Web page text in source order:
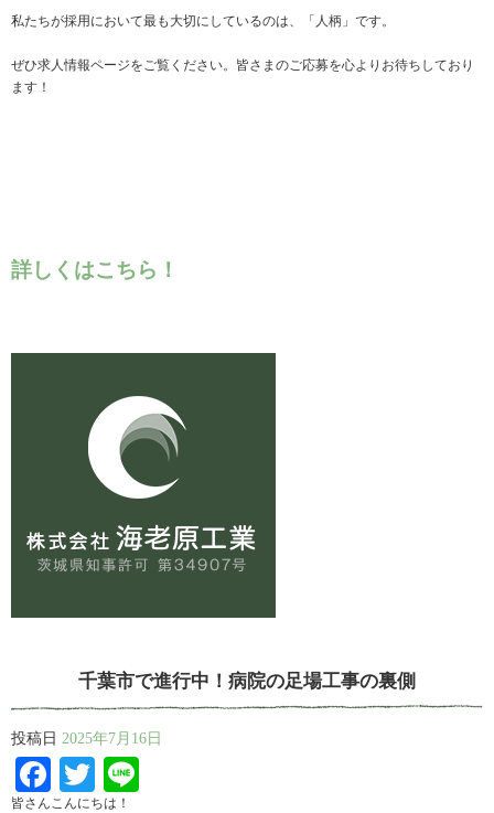
私たちが採用において最も大切にしているのは、「人柄」です。
ぜひ求人情報ページをご覧ください。皆さまのご応募を心よりお待ちしており
ます！
詳しくはこちら！
千葉市で進行中！病院の足場工事の裏側
投稿日 2025年7月16日
Facebook
Twitter
皆さんこんにちは！